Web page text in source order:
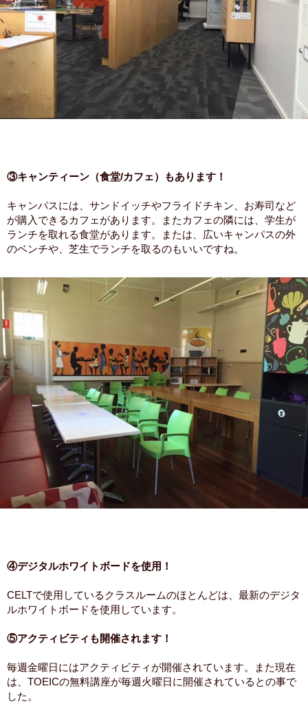
③キャンティーン（食堂/カフェ）もあります！
キャンパスには、サンドイッチやフライドチキン、お寿司など
が購入できるカフェがあります。またカフェの隣には、学生が
ランチを取れる食堂があります。または、広いキャンパスの外
のベンチや、芝生でランチを取るのもいいですね。
④デジタルホワイトボードを使用！
CELTで使用しているクラスルームのほとんどは、最新のデジタ
ルホワイトボードを使用しています。
⑤アクティビティも開催されます！
毎週金曜日にはアクティビティが開催されています。また現在
は、TOEICの無料講座が毎週火曜日に開催されているとの事で
した。